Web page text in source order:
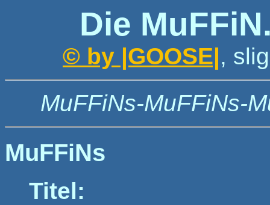
Die
© by |GOOSE|,
MuFFiNs-MuFFiNs-
MuFFiNs
Titel: